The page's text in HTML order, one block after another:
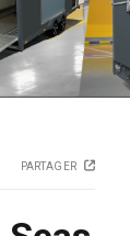
PARTAGER